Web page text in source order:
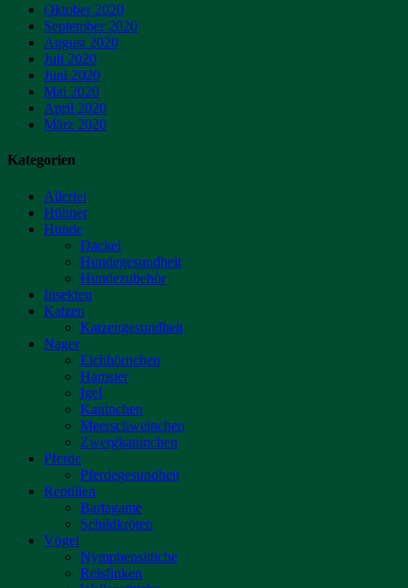
Oktober 2020
September 2020
August 2020
Juli 2020
Juni 2020
Mai 2020
April 2020
März 2020
Kategorien
Allerlei
Hühner
Hunde
Dackel
Hundegesundheit
Hundezubehör
Insekten
Katzen
Katzengesundheit
Nager
Eichhörnchen
Hamster
Igel
Kaninchen
Meerschweinchen
Zwergkaninchen
Pferde
Pferdegesundheit
Reptilien
Bartagame
Schildkröten
Vögel
Nymphensittiche
Reisfinken